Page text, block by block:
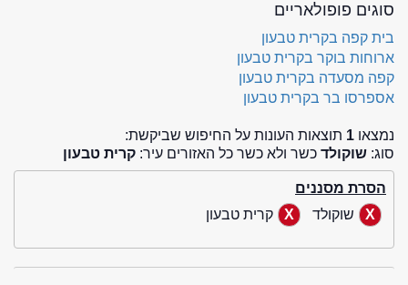
סוגים פופולאריים
בית קפה בקרית טבעון
ארוחות בוקר בקרית טבעון
קפה מסעדה בקרית טבעון
אספרסו בר בקרית טבעון
נמצאו 1 תוצאות העונות על החיפוש שביקשת:
סוג: שוקולד כשר ולא כשר כל האזורים עיר: קרית טבעון
הסרת מסננים
שוקולד
קרית טבעון